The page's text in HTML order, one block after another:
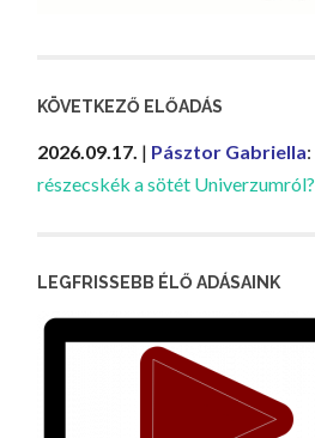
KÖVETKEZŐ ELŐADÁS
2026.09.17. | Pásztor Gabriella:
részecskék a sötét Univerzumról?
LEGFRISSEBB ÉLŐ ADÁSAINK